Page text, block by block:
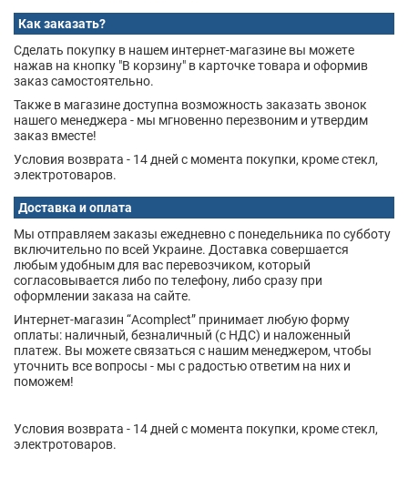
Как заказать?
Сделать покупку в нашем интернет-магазине вы можете
нажав на кнопку "В корзину" в карточке товара и оформив
заказ самостоятельно.
Также в магазине доступна возможность заказать звонок
нашего менеджера - мы мгновенно перезвоним и утвердим
заказ вместе!
Условия возврата - 14 дней с момента покупки, кроме стекл,
электротоваров.
Доставка и оплата
Мы отправляем заказы ежедневно с понедельника по субботу
включительно по всей Украине. Доставка совершается
любым удобным для вас перевозчиком, который
согласовывается либо по телефону, либо сразу при
оформлении заказа на сайте.
Интернет-магазин “Acomplect” принимает любую форму
оплаты: наличный, безналичный (с НДС) и наложенный
платеж. Вы можете связаться с нашим менеджером, чтобы
уточнить все вопросы - мы с радостью ответим на них и
поможем!
Условия возврата - 14 дней с момента покупки, кроме стекл,
электротоваров.